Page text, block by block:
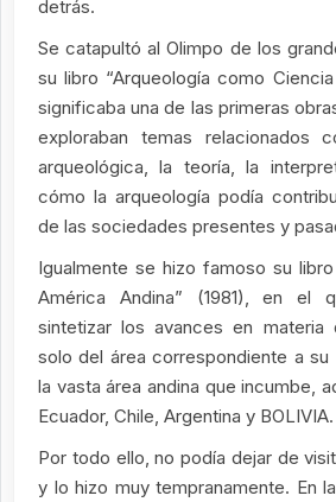
detrás.
Se catapultó al Olimpo de los
su libro “Arqueología como
significaba una de las primeras
exploraban temas relacionados
arqueológica, la teoría, la
cómo la arqueología podía
de las sociedades presentes y
Igualmente se hizo famoso su
América Andina” (1981), en el
sintetizar los avances en materia
solo del área correspondiente a su
la vasta área andina que incumbe,
Ecuador, Chile, Argentina y BOLIVIA.
Por todo ello, no podía dejar de
y lo hizo muy tempranamente. En